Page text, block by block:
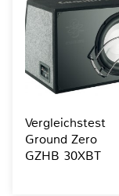
Vergleichstest
Ground Zero
GZHB 30XBT